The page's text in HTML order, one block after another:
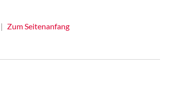
Zum Seitenanfang